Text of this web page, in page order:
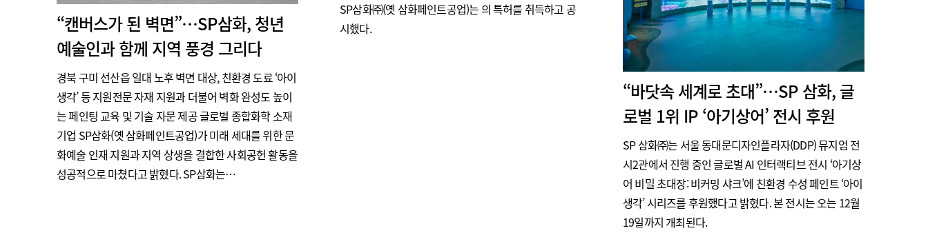
“캔버스가 된 벽면”…SP삼화, 청년
예술인과 함께 지역 풍경 그리다
경북 구미 선산읍 일대 노후 벽면 대상, 친환경 도료 ‘아이
생각’ 등 지원전문 자재 지원과 더불어 벽화 완성도 높이
는 페인팅 교육 및 기술 자문 제공 글로벌 종합화학 소재
기업 SP삼화(옛 삼화페인트공업)가 미래 세대를 위한 문
화예술 인재 지원과 지역 상생을 결합한 사회공헌 활동을
성공적으로 마쳤다고 밝혔다. SP삼화는…
SP삼화㈜(옛 삼화페인트공업)는 의 특허를 취득하고 공
시했다.
“바닷속 세계로 초대”…SP 삼화, 글
로벌 1위 IP ‘아기상어’ 전시 후원
SP 삼화㈜는 서울 동대문디자인플라자(DDP) 뮤지엄 전
시2관에서 진행 중인 글로벌 AI 인터랙티브 전시 ‘아기상
어 비밀 초대장: 비커밍 샤크’에 친환경 수성 페인트 ‘아이
생각’ 시리즈를 후원했다고 밝혔다. 본 전시는 오는 12월
19일까지 개최된다.